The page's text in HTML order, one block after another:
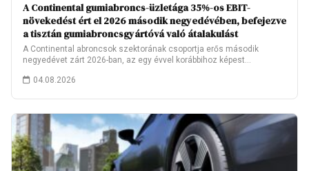
A Continental gumiabroncs-üzletága 35%-os EBIT-
növekedést ért el 2026 második negyedévében, befejezve
a tisztán gumiabroncsgyártóvá való átalakulást
A Continental abroncsok szektorának csoportja erős második
negyedévet zárt 2026-ban, az egy évvel korábbihoz képest…
04.08.2026